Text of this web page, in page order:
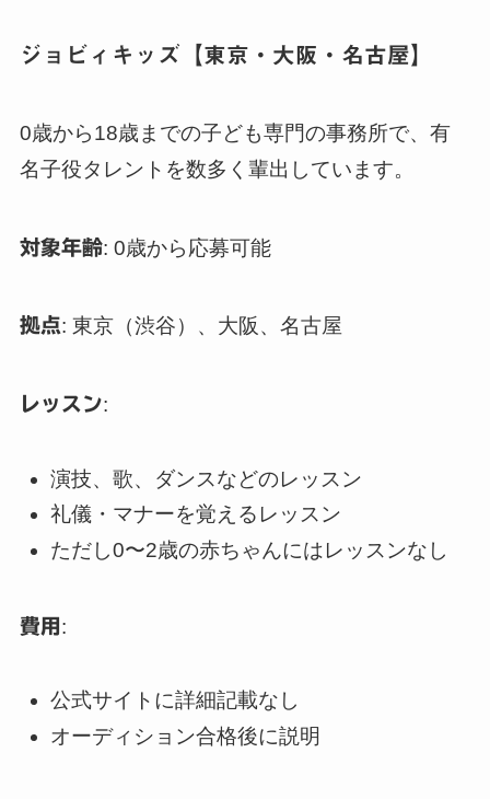
ジョビィキッズ【東京・大阪・名古屋】
0歳から18歳までの子ども専門の事務所で、有
名子役タレントを数多く輩出しています。
対象年齢: 0歳から応募可能
拠点: 東京（渋谷）、大阪、名古屋
レッスン:
演技、歌、ダンスなどのレッスン
礼儀・マナーを覚えるレッスン
ただし0〜2歳の赤ちゃんにはレッスンなし
費用 :
公式サイトに詳細記載なし
オーディション合格後に説明